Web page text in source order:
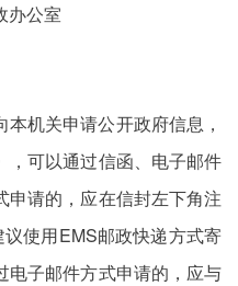
办公室
机关申请公开政府信息，
，可以通过信函、电子邮件
申请的，应在信封左下角注
议使用EMS邮政快递方式寄
电子邮件方式申请的，应与